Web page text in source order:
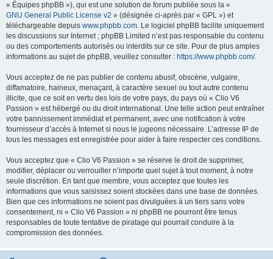
« Équipes phpBB »), qui est une solution de forum publiée sous la «
GNU General Public License v2 » (désignée ci-après par « GPL ») et
téléchargeable depuis www.phpbb.com. Le logiciel phpBB facilite uniquement
les discussions sur Internet ; phpBB Limited n’est pas responsable du contenu
ou des comportements autorisés ou interdits sur ce site. Pour de plus amples
informations au sujet de phpBB, veuillez consulter : https://www.phpbb.com/.
Vous acceptez de ne pas publier de contenu abusif, obscène, vulgaire,
diffamatoire, haineux, menaçant, à caractère sexuel ou tout autre contenu
illicite, que ce soit en vertu des lois de votre pays, du pays où « Clio V6
Passion » est hébergé ou du droit international. Une telle action peut entraîner
votre bannissement immédiat et permanent, avec une notification à votre
fournisseur d’accès à Internet si nous le jugeons nécessaire. L’adresse IP de
tous les messages est enregistrée pour aider à faire respecter ces conditions.
Vous acceptez que « Clio V6 Passion » se réserve le droit de supprimer,
modifier, déplacer ou verrouiller n’importe quel sujet à tout moment, à notre
seule discrétion. En tant que membre, vous acceptez que toutes les
informations que vous saisissez soient stockées dans une base de données.
Bien que ces informations ne soient pas divulguées à un tiers sans votre
consentement, ni « Clio V6 Passion » ni phpBB ne pourront être tenus
responsables de toute tentative de piratage qui pourrait conduire à la
compromission des données.